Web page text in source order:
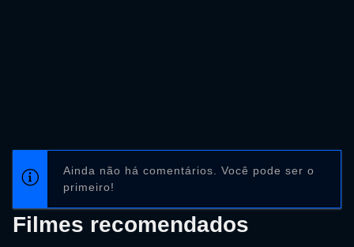
Ainda não há comentários. Você pode ser o
primeiro!
Filmes recomendados